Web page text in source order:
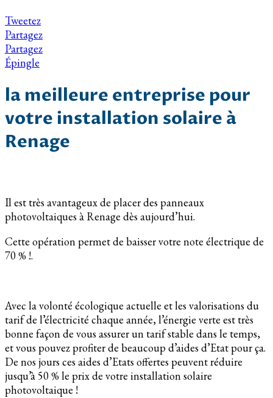
Tweetez
Partagez
Partagez
Épingle
la meilleure entreprise pour
votre installation solaire à
Renage
Il est très avantageux de placer des panneaux
photovoltaiques à Renage dès aujourd’hui.
Cette opération permet de baisser votre note électrique de
70 % !.
Avec la volonté écologique actuelle et les valorisations du
tarif de l’électricité chaque année, l’énergie verte est très
bonne façon de vous assurer un tarif stable dans le temps,
et vous pouvez profiter de beaucoup d’aides d’Etat pour ça.
De nos jours ces aides d’Etats offertes peuvent réduire
jusqu’à 50 % le prix de votre installation solaire
photovoltaique !